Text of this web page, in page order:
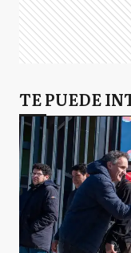
FV
GS
H
TE PUEDE